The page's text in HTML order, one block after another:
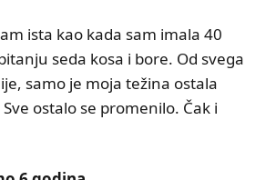
ista kao kada sam imala 40
seda kosa i bore. Od svega
samo je moja težina ostala
ostalo se promenilo. Čak i